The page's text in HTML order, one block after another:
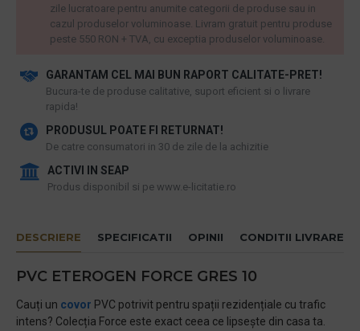
GARANTAM CEL MAI BUN RAPORT CALITATE-PRET!
​Bucura-te de produse calitative, suport eficient si o livrare
rapida!
PRODUSUL POATE FI RETURNAT!
De catre consumatori in 30 de zile de la achizitie
ACTIVI IN SEAP
Produs disponibil si pe www.e-licitatie.ro
zile lucratoare pentru anumite categorii de produse sau in
cazul produselor voluminoase. Livram gratuit pentru produse
peste 550 RON + TVA, cu exceptia produselor voluminoase.
DESCRIERE SPECIFICATII OPINII CONDITII LIVRARE
PVC ETEROGEN FORCE GRES 10
Cauți un covor PVC potrivit pentru spații rezidențiale cu trafic
intens? Colecția Force este exact ceea ce lipsește din casa ta.